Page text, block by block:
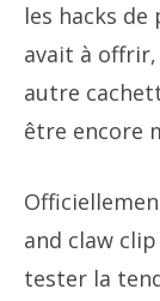
les hacks de
avait à offrir,
autre
être encore
and claw clip
tester la